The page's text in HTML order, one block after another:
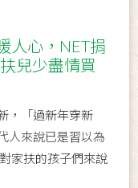
人心，NET捐
兒少盡情買
，「過新年穿新
人來說已是習以為
家扶的孩子們來說